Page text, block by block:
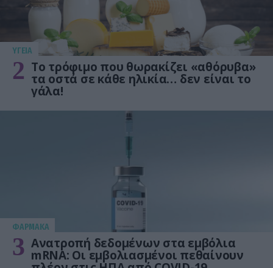
ΥΓΕΙΑ
2 Το τρόφιμο που θωρακίζει «αθόρυβα»
τα οστά σε κάθε ηλικία… δεν είναι το
γάλα!
ΦΑΡΜΑΚΑ
3 Ανατροπή δεδομένων στα εμβόλια
mRNA: Οι εμβολιασμένοι πεθαίνουν